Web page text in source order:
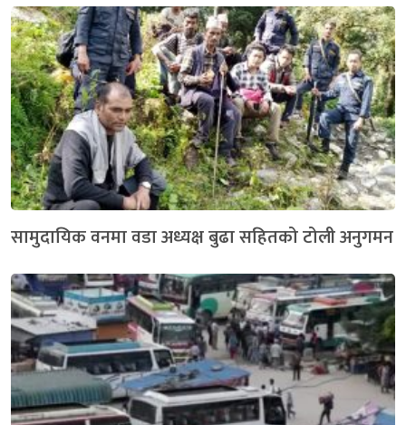
सामुदायिक वनमा वडा अध्यक्ष बुढा सहितको टोली अनुगमन